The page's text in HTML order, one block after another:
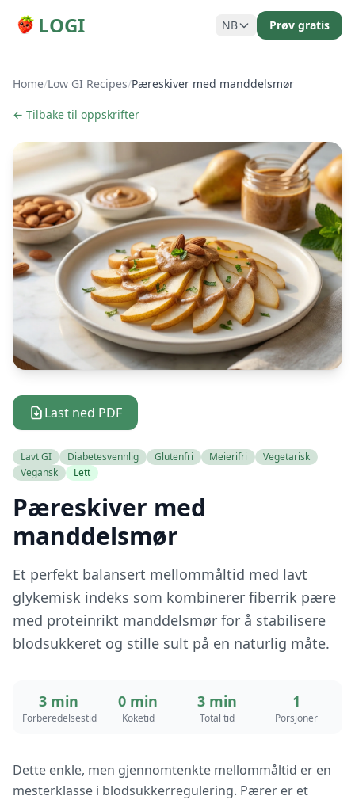
LOGI NB Prøv gratis
Home/Low GI Recipes/Pæreskiver med manddelsmør
← Tilbake til oppskrifter
Last ned PDF
Lavt GI Diabetesvennlig Glutenfri Meierifri
Vegetarisk
Vegansk
Lett
Pæreskiver med
manddelsmør
Et perfekt balansert mellommåltid med lavt
glykemisk indeks som kombinerer fiberrik pære
med proteinrikt manddelsmør for å stabilisere
blodsukkeret og stille sult på en naturlig måte.
3 min
Forberedelsestid
0 min
Koketid
3 min
Total tid
1
Porsjoner
Dette enkle, men gjennomtenkte mellommåltid er en
mesterklasse i blodsukkerregulering. Pærer er et